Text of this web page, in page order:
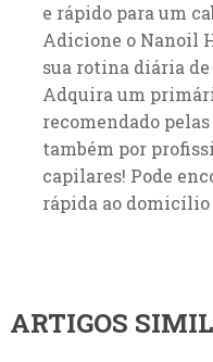
e rápido para um
Adicione o Nanoil
sua rotina diária de
Adquira um
recomendado
também por
capilares! Pode
rápida ao domicílio
ARTIGOS